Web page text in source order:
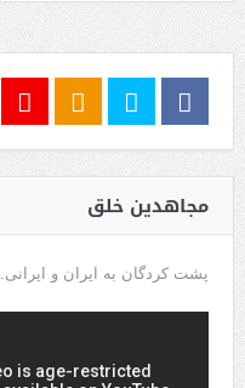
مجاهدین خلق
پشت کردگان به ایران و ایرانی.